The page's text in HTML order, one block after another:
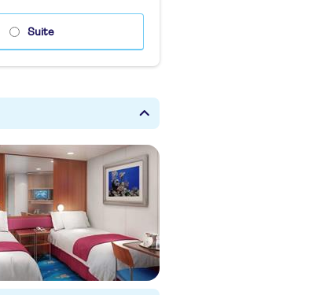
Suite